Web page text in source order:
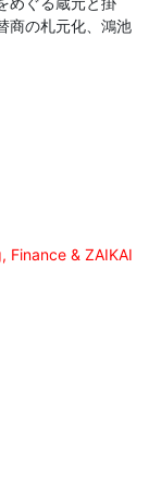
商の札元化、鴻池
Finance & ZAIKAI